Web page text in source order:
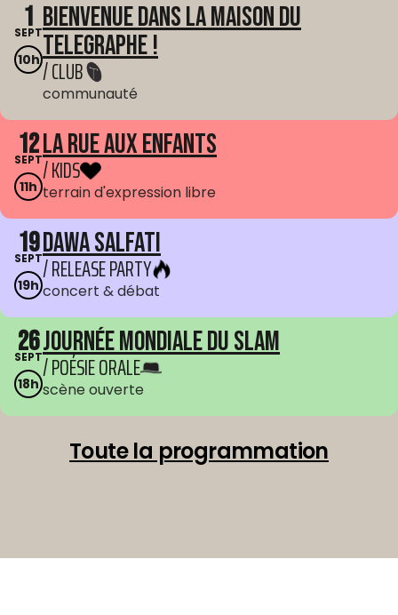
1
SEPT
10h
Bienvenue dans La Maison du
Telegraphe !
/ CLUB
communauté
12
SEPT
11h
La Rue aux enfants
/ KIDS
terrain d'expression libre
19
SEPT
19h
Dawa Salfati
/ RELEASE PARTY
concert & débat
26
SEPT
18h
Journée mondiale du Slam
/ POÉSIE ORALE
scène ouverte
Toute la programmation